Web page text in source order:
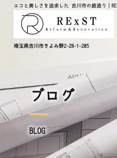
エコと美しさを追求した 吉川市の庭造り
埼玉県吉川市きよみ野2-28-1-205
ブログ
BLOG